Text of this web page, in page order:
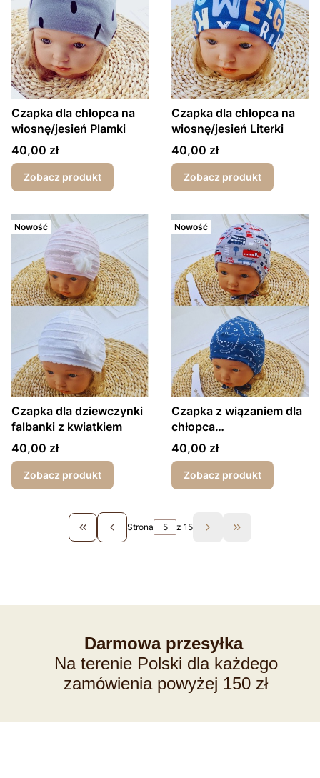
Czapka dla chłopca na
wiosnę/jesień Plamki
Cena
40,00 zł
Zobacz produkt
Czapka dla chłopca na
wiosnę/jesień Literki
Cena
40,00 zł
Zobacz produkt
Nowość
Czapka dla dziewczynki
falbanki z kwiatkiem
Cena
40,00 zł
Zobacz produkt
Nowość
Czapka z wiązaniem dla
chłopca
smoczki/autobusy
Cena
40,00 zł
Zobacz produkt
Wróć do pierwszej strony z produktami
Strona z 15 Przejdź do
Darmowa przesyłka
Na terenie Polski dla każdego
zamówienia powyżej 150 zł